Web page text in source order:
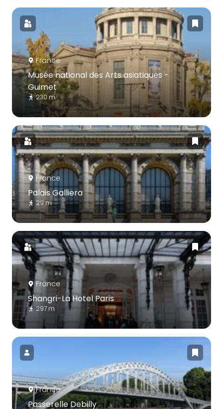
France
Musée national des Arts asiatiques -
Guimet
230 m
France
Palais Galliera
29 m
France
Shangri-La Hotel Paris
297 m
France
Passerelle Debilly